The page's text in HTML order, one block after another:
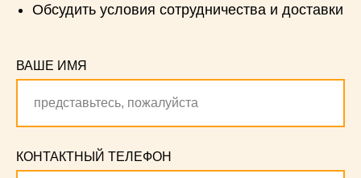
Обсудить условия сотрудничества и доставки
ВАШЕ ИМЯ
КОНТАКТНЫЙ ТЕЛЕФОН